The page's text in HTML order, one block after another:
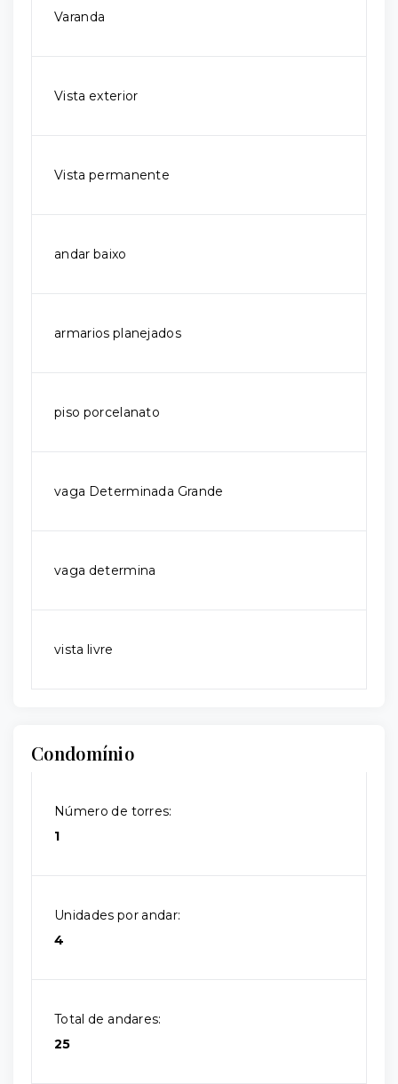
Varanda
Vista exterior
Vista permanente
andar baixo
armarios planejados
piso porcelanato
vaga Determinada Grande
vaga determina
vista livre
Condomínio
Número de torres:
1
Unidades por andar:
4
Total de andares:
25